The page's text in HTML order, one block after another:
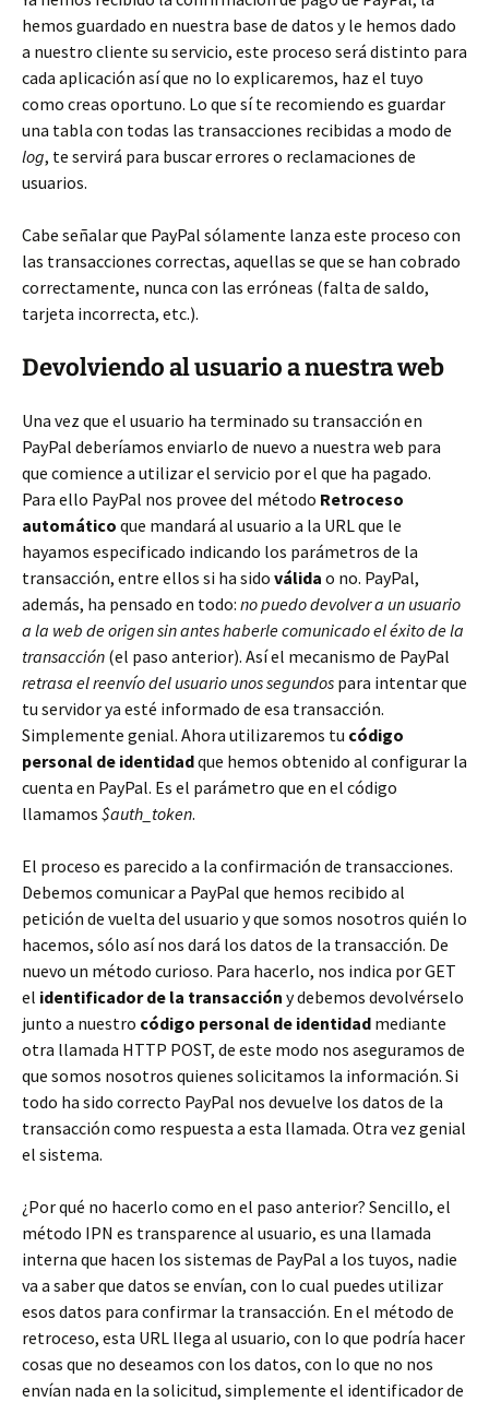
hemos guardado en nuestra base de datos y le hemos dado
a nuestro cliente su servicio, este proceso será distinto para
cada aplicación así que no lo explicaremos, haz el tuyo
como creas oportuno. Lo que sí te recomiendo es guardar
una tabla con todas las transacciones recibidas a modo de
log, te servirá para buscar errores o reclamaciones de
usuarios.
Cabe señalar que PayPal sólamente lanza este proceso con
las transacciones correctas, aquellas se que se han cobrado
correctamente, nunca con las erróneas (falta de saldo,
tarjeta incorrecta, etc.).
Devolviendo al usuario a nuestra web
Una vez que el usuario ha terminado su transacción en
PayPal deberíamos enviarlo de nuevo a nuestra web para
que comience a utilizar el servicio por el que ha pagado.
Para ello PayPal nos provee del método Retroceso
automático que mandará al usuario a la URL que le
hayamos especificado indicando los parámetros de la
transacción, entre ellos si ha sido válida o no. PayPal,
además, ha pensado en todo: no puedo devolver a un usuario
a la web de origen sin antes haberle comunicado el éxito de la
transacción (el paso anterior). Así el mecanismo de PayPal
retrasa el reenvío del usuario unos segundos para intentar que
tu servidor ya esté informado de esa transacción.
Simplemente genial. Ahora utilizaremos tu código
personal de identidadque hemos obtenido al configurar la
cuenta en PayPal. Es el parámetro que en el código
llamamos $auth_token.
El proceso es parecido a la confirmación de transacciones.
Debemos comunicar a PayPal que hemos recibido al
petición de vuelta del usuario y que somos nosotros quién lo
hacemos, sólo así nos dará los datos de la transacción. De
nuevo un método curioso. Para hacerlo, nos indica por GET
el identificador de la transacción y debemos devolvérselo
junto a nuestro código personal de identidad mediante
otra llamada HTTP POST, de este modo nos aseguramos de
que somos nosotros quienes solicitamos la información. Si
todo ha sido correcto PayPal nos devuelve los datos de la
transacción como respuesta a esta llamada. Otra vez genial
el sistema.
¿Por qué no hacerlo como en el paso anterior? Sencillo, el
método IPN es transparence al usuario, es una llamada
interna que hacen los sistemas de PayPal a los tuyos, nadie
va a saber que datos se envían, con lo cual puedes utilizar
esos datos para confirmar la transacción. En el método de
retroceso, esta URL llega al usuario, con lo que podría hacer
cosas que no deseamos con los datos, con lo que no nos
envían nada en la solicitud, simplemente el identificador de